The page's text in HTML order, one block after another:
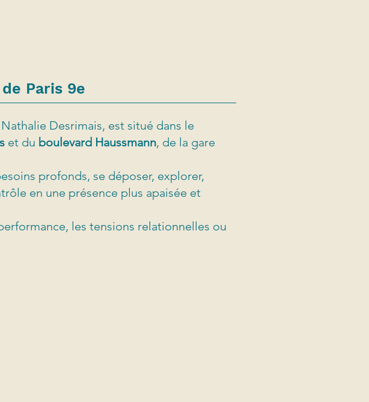
Paris 9e
Desrimais, est situé dans le
et du boulevard Haussmann, de la gare
profonds, se déposer, explorer,
en une présence plus apaisée et
les tensions relationnelles ou